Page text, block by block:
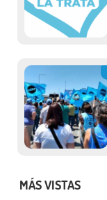
MÁS VISTAS